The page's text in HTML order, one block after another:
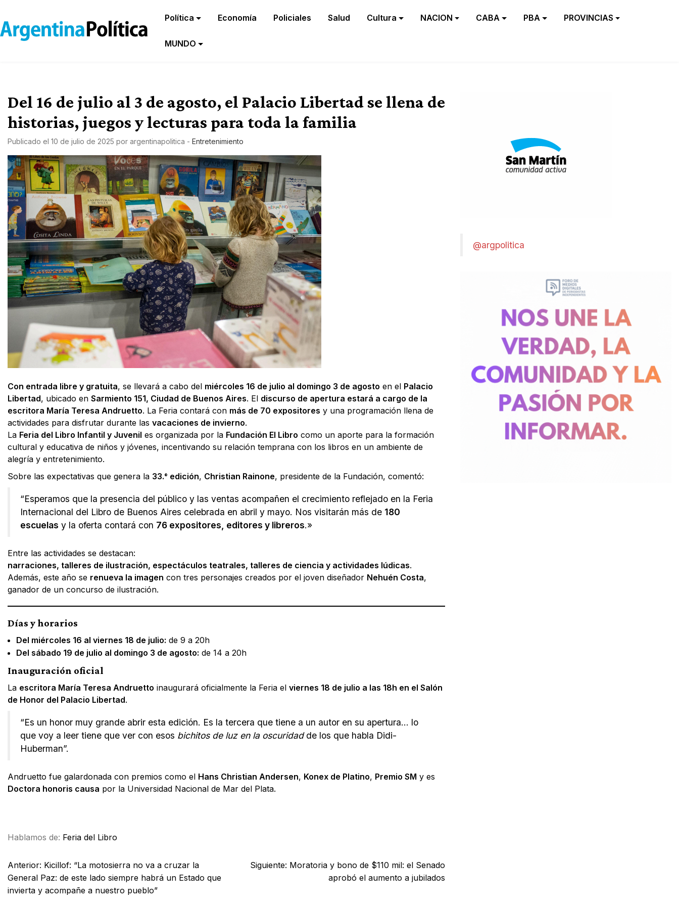
Política Economía Policiales Salud Cultura NACION CABA PBA PROVINCIAS
MUNDO
Del 16 de julio al 3 de agosto, el Palacio Libertad se llena de
historias, juegos y lecturas para toda la familia
Publicado el 10 de julio de 2025 por argentinapolitica - Entretenimiento
Con entrada libre y gratuita, se llevará a cabo del miércoles 16 de julio al domingo 3 de agosto en el Palacio
Libertad, ubicado en Sarmiento 151, Ciudad de Buenos Aires. El discurso de apertura estará a cargo de la
escritora María Teresa Andruetto. La Feria contará con más de 70 expositores y una programación llena de
actividades para disfrutar durante las vacaciones de invierno.
La Feria del Libro Infantil y Juvenil es organizada por la Fundación El Libro como un aporte para la formación
cultural y educativa de niños y jóvenes, incentivando su relación temprana con los libros en un ambiente de
alegría y entretenimiento.
Sobre las expectativas que genera la 33.° edición, Christian Rainone, presidente de la Fundación, comentó:
“Esperamos que la presencia del público y las ventas acompañen el crecimiento reflejado en la Feria
Internacional del Libro de Buenos Aires celebrada en abril y mayo. Nos visitarán más de 180
escuelas y la oferta contará con 76 expositores, editores y libreros.»
Entre las actividades se destacan:
narraciones, talleres de ilustración, espectáculos teatrales, talleres de ciencia y actividades lúdicas.
Además, este año se renueva la imagen con tres personajes creados por el joven diseñador Nehuén Costa,
ganador de un concurso de ilustración.
Días y horarios
Del miércoles 16 al viernes 18 de julio: de 9 a 20h
Del sábado 19 de julio al domingo 3 de agosto: de 14 a 20h
Inauguración oficial
La escritora María Teresa Andruetto inaugurará oficialmente la Feria el viernes 18 de julio a las 18h en el Salón
de Honor del Palacio Libertad.
“Es un honor muy grande abrir esta edición. Es la tercera que tiene a un autor en su apertura… lo
que voy a leer tiene que ver con esos bichitos de luz en la oscuridadde los que habla Didi-
Huberman”.
Andruetto fue galardonada con premios como el Hans Christian Andersen, Konex de Platino, Premio SM y es
Doctora honoris causa por la Universidad Nacional de Mar del Plata.
Hablamos de: Feria del Libro
Anterior: Kicillof: “La motosierra no va a cruzar la
General Paz: de este lado siempre habrá un Estado que
invierta y acompañe a nuestro pueblo”
Siguiente: Moratoria y bono de $110 mil: el Senado
aprobó el aumento a jubilados
@argpolitica